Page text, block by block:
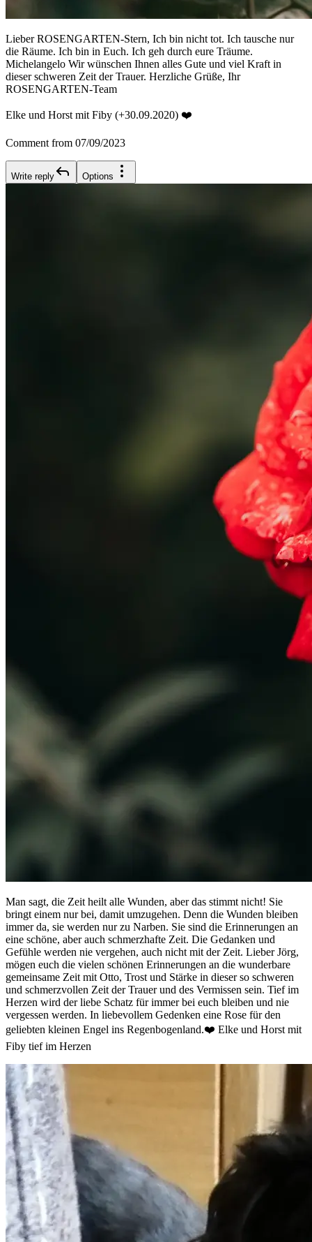
Lieber ROSENGARTEN-Stern, Ich bin nicht tot. Ich tausche nur
die Räume. Ich bin in Euch. Ich geh durch eure Träume.
Michelangelo Wir wünschen Ihnen alles Gute und viel Kraft in
dieser schweren Zeit der Trauer. Herzliche Grüße, Ihr
ROSENGARTEN-Team
Elke und Horst mit Fiby (+30.09.2020) ❤️
Comment from 07/09/2023
Write reply Options
Man sagt, die Zeit heilt alle Wunden, aber das stimmt nicht! Sie
bringt einem nur bei, damit umzugehen. Denn die Wunden bleiben
immer da, sie werden nur zu Narben. Sie sind die Erinnerungen an
eine schöne, aber auch schmerzhafte Zeit. Die Gedanken und
Gefühle werden nie vergehen, auch nicht mit der Zeit. Lieber Jörg,
mögen euch die vielen schönen Erinnerungen an die wunderbare
gemeinsame Zeit mit Otto, Trost und Stärke in dieser so schweren
und schmerzvollen Zeit der Trauer und des Vermissen sein. Tief im
Herzen wird der liebe Schatz für immer bei euch bleiben und nie
vergessen werden. In liebevollem Gedenken eine Rose für den
geliebten kleinen Engel ins Regenbogenland.❤️ Elke und Horst mit
Fiby tief im Herzen